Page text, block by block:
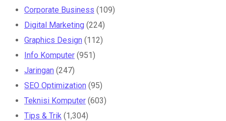
Corporate Business (109)
Digital Marketing (224)
Graphics Design (112)
Info Komputer (951)
Jaringan (247)
SEO Optimization (95)
Teknisi Komputer (603)
Tips & Trik (1,304)